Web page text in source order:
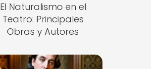
El Naturalismo en el
Teatro: Principales
Obras y Autores